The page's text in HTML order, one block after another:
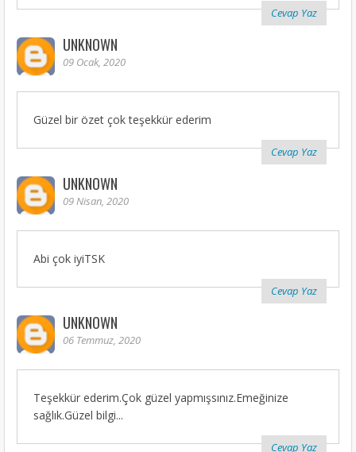
Cevap Yaz
UNKNOWN
09 Ocak, 2020
Güzel bir özet çok teşekkür ederim
Cevap Yaz
UNKNOWN
09 Nisan, 2020
Abi çok iyiTSK
Cevap Yaz
UNKNOWN
06 Temmuz, 2020
Teşekkür ederim.Çok güzel yapmışsınız.Emeğinize
sağlık.Güzel bilgi...
Cevap Yaz